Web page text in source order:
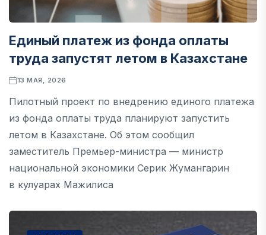
Единый платеж из фонда оплаты
труда запустят летом в Казахстане
13 МАЯ, 2026
Пилотный проект по внедрению единого платежа
из фонда оплаты труда планируют запустить
летом в Казахстане. Об этом сообщил
заместитель Премьер-министра — министр
национальной экономики Серик Жумангарин
в кулуарах Мажилиса